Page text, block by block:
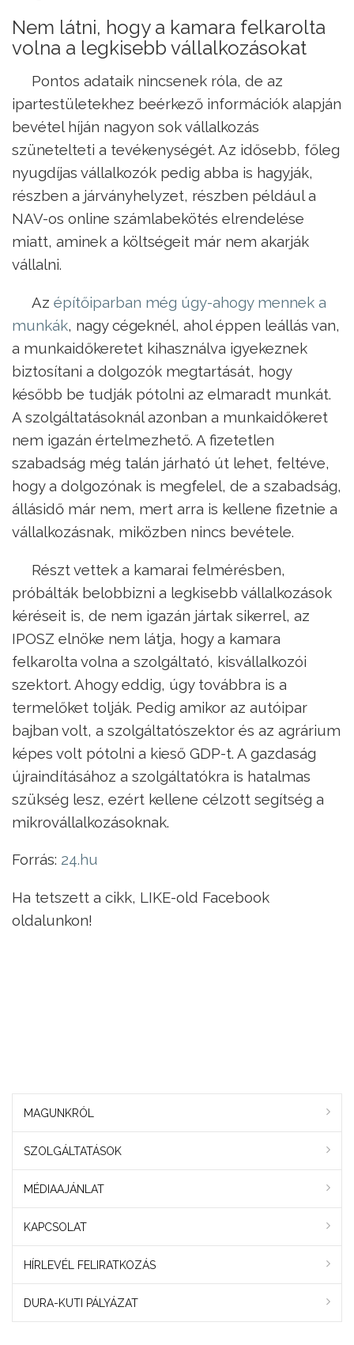
Nem látni, hogy a kamara felkarolta
volna a legkisebb vállalkozásokat
Pontos adataik nincsenek róla, de az
ipartestületekhez beérkező információk alapján
bevétel híján nagyon sok vállalkozás
szünetelteti a tevékenységét. Az idősebb, főleg
nyugdíjas vállalkozók pedig abba is hagyják,
részben a járványhelyzet, részben például a
NAV-os online számlabekötés elrendelése
miatt, aminek a költségeit már nem akarják
vállalni.
Az építőiparban még úgy-ahogy mennek a
munkák, nagy cégeknél, ahol éppen leállás van,
a munkaidőkeretet kihasználva igyekeznek
biztosítani a dolgozók megtartását, hogy
később be tudják pótolni az elmaradt munkát.
A szolgáltatásoknál azonban a munkaidőkeret
nem igazán értelmezhető. A fizetetlen
szabadság még talán járható út lehet, feltéve,
hogy a dolgozónak is megfelel, de a szabadság,
állásidő már nem, mert arra is kellene fizetnie a
vállalkozásnak, miközben nincs bevétele.
Részt vettek a kamarai felmérésben,
próbálták belobbizni a legkisebb vállalkozások
kéréseit is, de nem igazán jártak sikerrel, az
IPOSZ elnöke nem látja, hogy a kamara
felkarolta volna a szolgáltató, kisvállalkozói
szektort. Ahogy eddig, úgy továbbra is a
termelőket tolják. Pedig amikor az autóipar
bajban volt, a szolgáltatószektor és az agrárium
képes volt pótolni a kieső GDP-t. A gazdaság
újraindításához a szolgáltatókra is hatalmas
szükség lesz, ezért kellene célzott segítség a
mikrovállalkozásoknak.
Forrás: 24.hu
Ha tetszett a cikk, LIKE-old Facebook
oldalunkon!
MAGUNKRÓL
SZOLGÁLTATÁSOK
MÉDIAAJÁNLAT
KAPCSOLAT
HÍRLEVÉL FELIRATKOZÁS
DURA-KUTI PÁLYÁZAT